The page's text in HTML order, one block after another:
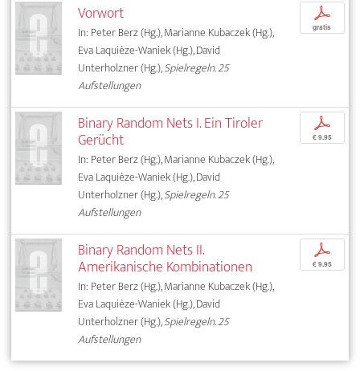
Vorwort
In: Peter Berz (Hg.), Marianne Kubaczek (Hg.),
Eva Laquièze-Waniek (Hg.), David
Unterholzner (Hg.),Spielregeln. 25
Aufstellungen
p
gratis
Binary Random Nets I. Ein Tiroler
Gerücht
In: Peter Berz (Hg.), Marianne Kubaczek (Hg.),
Eva Laquièze-Waniek (Hg.), David
Unterholzner (Hg.),Spielregeln. 25
Aufstellungen
p
€ 9,95
Binary Random Nets II.
Amerikanische Kombinationen
In: Peter Berz (Hg.), Marianne Kubaczek (Hg.),
Eva Laquièze-Waniek (Hg.), David
Unterholzner (Hg.),Spielregeln. 25
Aufstellungen
p
€ 9,95